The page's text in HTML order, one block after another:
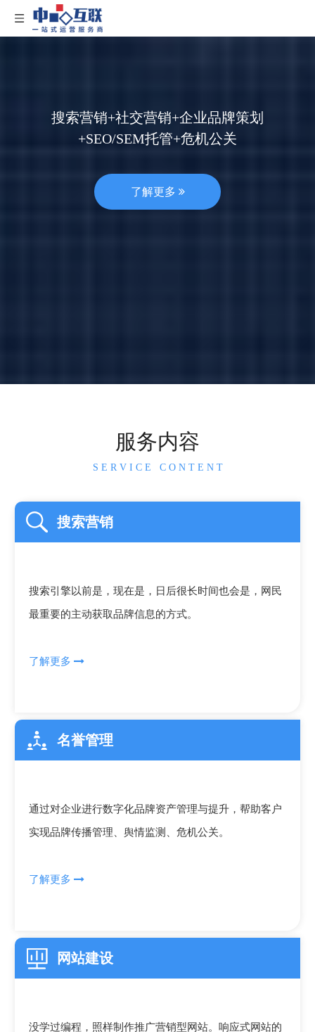
搜索营销+社交营销+企业品牌策划
+SEO/SEM托管+危机公关
了解更多
服务内容
S E R V I C E C O N T E N T
搜索营销
搜索引擎以前是，现在是，日后很长时间也会是，网民
最重要的主动获取品牌信息的方式。
了解更多 
名誉管理
通过对企业进行数字化品牌资产管理与提升，帮助客户
实现品牌传播管理、舆情监测、危机公关。
了解更多 
网站建设
没学过编程，照样制作推广营销型网站。响应式网站的